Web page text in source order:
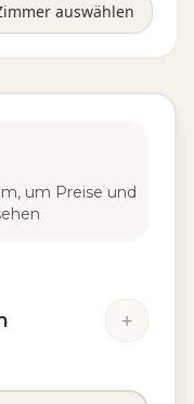
auswählen
um Preise und
+